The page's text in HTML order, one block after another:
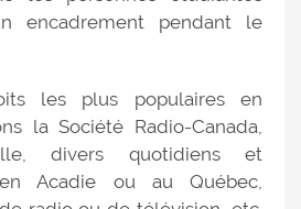
encadrement pendant le
les plus populaires en
la Société Radio-Canada,
divers quotidiens et
en Acadie ou au Québec,